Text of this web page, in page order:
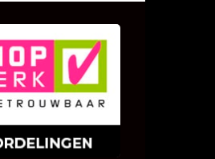
gesteld om te
van ons en
vindt.